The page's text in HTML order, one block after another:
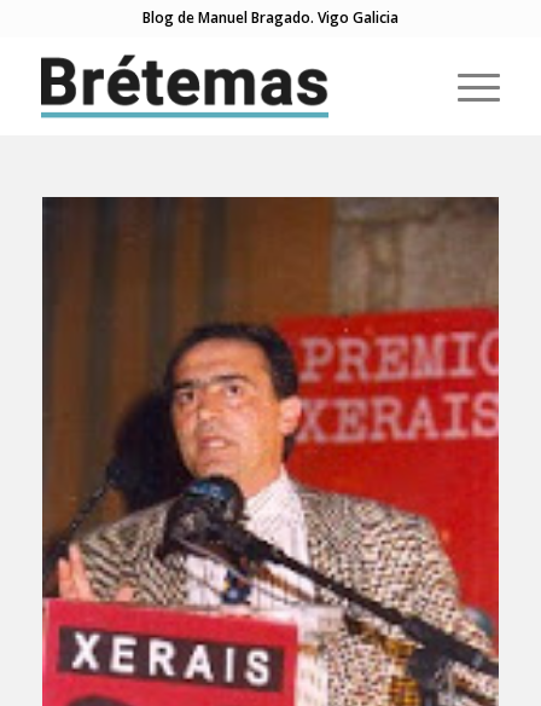
Blog de Manuel Bragado. Vigo Galicia